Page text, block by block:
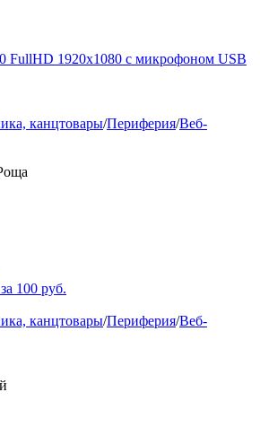
FullHD 1920x1080 с микрофоном USB
канцтовары/Периферия/Веб-
100 руб.
канцтовары/Периферия/Веб-